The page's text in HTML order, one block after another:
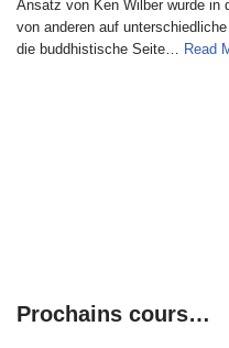
Ansatz von Ken Wilber wurde in
von anderen auf
die buddhistische Seite… Read
Prochains cours…